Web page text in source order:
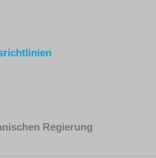
Regierung